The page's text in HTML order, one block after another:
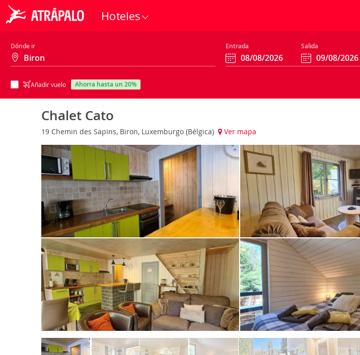
Hoteles
Dónde ir Entrada Salida
Añadir vuelo ahorra hasta un 20%
Chalet Cato
19 Chemin des Sapins, Biron, Luxemburgo (Bélgica) Ver mapa